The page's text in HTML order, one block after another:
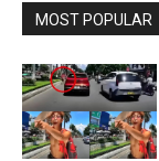
MOST POPULAR